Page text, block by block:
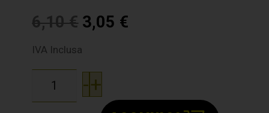
6,10€ 3,05 €
IVA Inclusa
-+